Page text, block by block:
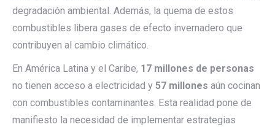
degradación ambiental. Además, la quema de estos
combustibles libera gases de efecto invernadero que
contribuyen al cambio climático.
En América Latina y el Caribe, 17 millones de personas
no tienen acceso a electricidad y 57 millones aún cocinan
con combustibles contaminantes. Esta realidad pone de
manifiesto la necesidad de implementar estrategias